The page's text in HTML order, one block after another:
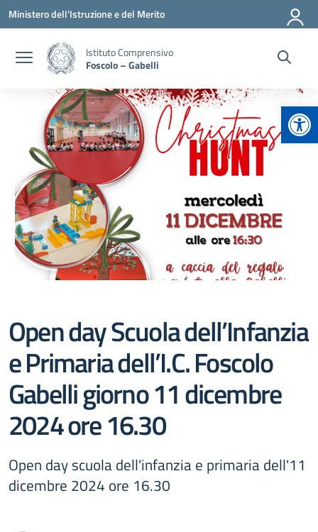
Vai ai contenuti
Vai al menu di navigazione
Vai al footer
Ministero dell'Istruzione e del Merito
Istituto Comprensivo
Foscolo – Gabelli
Open day Scuola dell’Infanzia
e Primaria dell’I.C. Foscolo
Gabelli giorno 11 dicembre
2024 ore 16.30
Open day scuola dell'infanzia e primaria dell'11
dicembre 2024 ore 16.30